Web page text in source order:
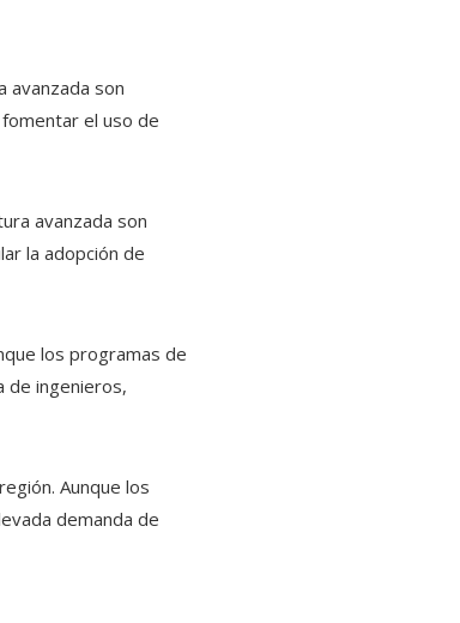
avanzada son
el uso de
avanzada son
la adopción de
los programas de
de ingenieros,
Aunque los
demanda de